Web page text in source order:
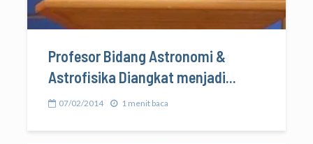
Profesor Bidang Astronomi &
Astrofisika Diangkat menjadi...
07/02/2014 1 menit baca